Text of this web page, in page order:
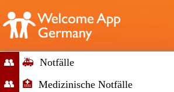
👥
Start
👥
🚑 Notfälle
🏥 Medizinische Notfälle